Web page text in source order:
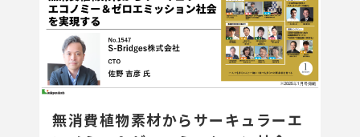
無消費植物素材からサーキュラーエ